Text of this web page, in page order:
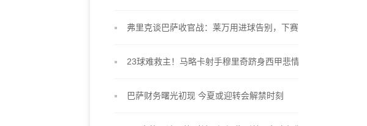
弗里克谈巴萨收官战：莱万用进球告别，下赛季挑战
23球难救主！马略卡射手穆里奇跻身西甲悲情射手榜
巴萨财务曙光初现 今夏或迎转会解禁时刻